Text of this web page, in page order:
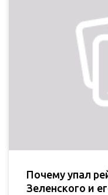
Почему упал
Зеленского и